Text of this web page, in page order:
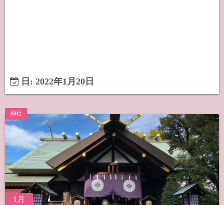
日: 2022年1月20日
神社
1月